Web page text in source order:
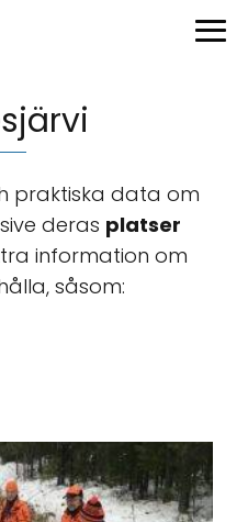
praktiska data om
deras platser
information om
såsom: